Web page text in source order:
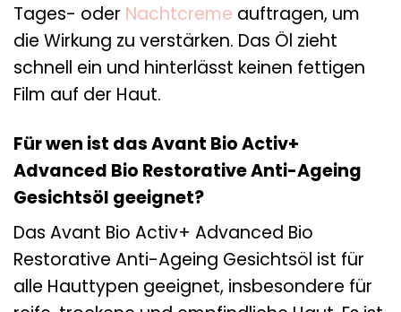
Tages- oder Nachtcreme auftragen, um
die Wirkung zu verstärken. Das Öl zieht
schnell ein und hinterlässt keinen fettigen
Film auf der Haut.
Für wen ist das Avant Bio Activ+
Advanced Bio Restorative Anti-Ageing
Gesichtsöl geeignet?
Das Avant Bio Activ+ Advanced Bio
Restorative Anti-Ageing Gesichtsöl ist für
alle Hauttypen geeignet, insbesondere für